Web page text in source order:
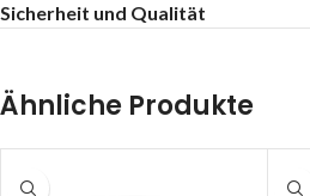
Sicherheit und Qualität
Ähnliche Produkte